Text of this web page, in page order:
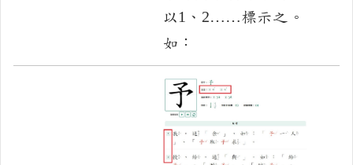
以1、2……標示之。
如：